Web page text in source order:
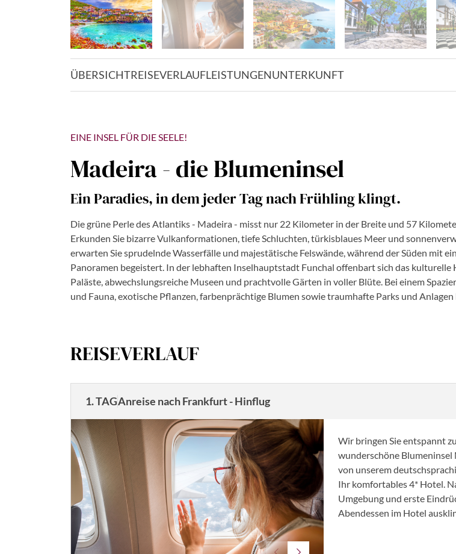
ÜBERSICHTREISEVERLAUFLEISTUNGENUNTERKUNFT
EINE INSEL FÜR DIE SEELE!
Madeira - die Blumeninsel
Ein Paradies, in dem jeder Tag nach Frühling klingt.
Die grüne Perle des Atlantiks - Madeira - misst nur 22 Kilometer in der Breite und 57
Erkunden Sie bizarre Vulkanformationen, tiefe Schluchten, türkisblaues Meer und
erwarten Sie sprudelnde Wasserfälle und majestätische Felswände, während der Süden mit
Panoramen begeistert. In der lebhaften Inselhauptstadt Funchal offenbart sich das
Paläste, abwechslungsreiche Museen und prachtvolle Gärten in voller Blüte. Bei einem
und Fauna, exotische Pflanzen, farbenprächtige Blumen sowie traumhafte Parks und
REISEVERLAUF
1. TAGAnreise nach Frankfurt - Hinflug
Wir bringen Sie entspannt
wunderschöne Blumeninsel
von unserem
Ihr komfortables 4* Hotel.
Umgebung und erste
Abendessen im Hotel